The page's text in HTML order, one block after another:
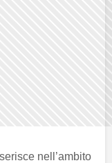
nell’ambito